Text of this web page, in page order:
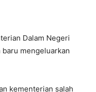
Dalam Negeri
mengeluarkan
kementerian salah